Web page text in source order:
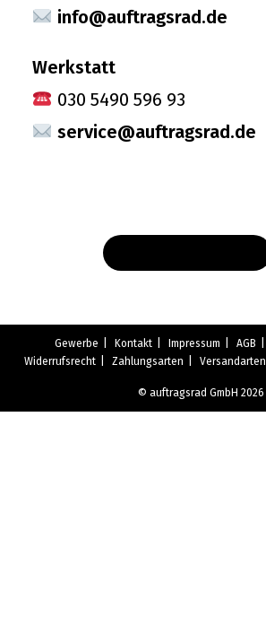
info@auftragsrad.de
Werkstatt
030 5490 596 93
service@auftragsrad.de
Gewerbe Kontakt Impressum AGB
Widerrufsrecht
Zahlungsarten Versandarten
© auftragsrad GmbH 2026